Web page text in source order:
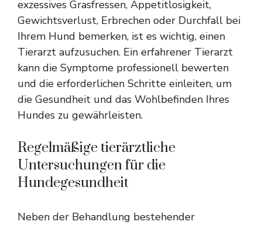
exzessives Grasfressen, Appetitlosigkeit,
Gewichtsverlust, Erbrechen oder Durchfall bei
Ihrem Hund bemerken, ist es wichtig, einen
Tierarzt aufzusuchen. Ein erfahrener Tierarzt
kann die Symptome professionell bewerten
und die erforderlichen Schritte einleiten, um
die Gesundheit und das Wohlbefinden Ihres
Hundes zu gewährleisten.
Regelmäßige tierärztliche
Untersuchungen für die
Hundegesundheit
Neben der Behandlung bestehender